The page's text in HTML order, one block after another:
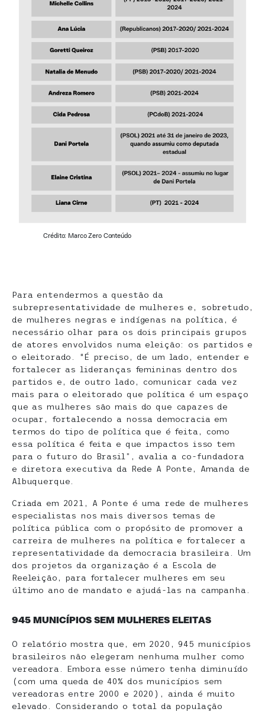
Crédito: Marco Zero Conteúdo
Para entendermos a questão da
subrepresentatividade de mulheres e, sobretudo,
de mulheres negras e indígenas na política, é
necessário olhar para os dois principais grupos
de atores envolvidos numa eleição: os partidos e
o eleitorado. “É preciso, de um lado, entender e
fortalecer as lideranças femininas dentro dos
partidos e, de outro lado, comunicar cada vez
mais para o eleitorado que política é um espaço
que as mulheres são mais do que capazes de
ocupar, fortalecendo a nossa democracia em
termos do tipo de política que é feita, como
essa política é feita e que impactos isso tem
para o futuro do Brasil”, avalia a co-fundadora
e diretora executiva da Rede A Ponte, Amanda de
Albuquerque.
Criada em 2021, A Ponte é uma rede de mulheres
especialistas nos mais diversos temas de
política pública com o propósito de promover a
carreira de mulheres na política e fortalecer a
representatividade da democracia brasileira. Um
dos projetos da organização é a Escola de
Reeleição, para fortalecer mulheres em seu
último ano de mandato e ajudá-las na campanha.
945 MUNICÍPIOS SEM MULHERES ELEITAS
O relatório mostra que, em 2020, 945 municípios
brasileiros não elegeram nenhuma mulher como
vereadora. Embora esse número tenha diminuído
(com uma queda de 40% dos municípios sem
vereadoras entre 2000 e 2020), ainda é muito
elevado. Considerando o total da população